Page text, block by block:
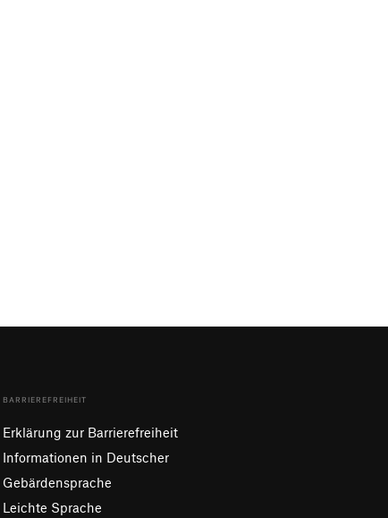
BARRIEREFREIHEIT
Erklärung zur Barrierefreiheit
Informationen in Deutscher
Gebärdensprache
Leichte Sprache